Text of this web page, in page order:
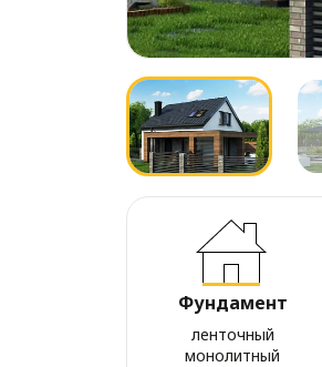
Фундамент
ленточный
монолитный